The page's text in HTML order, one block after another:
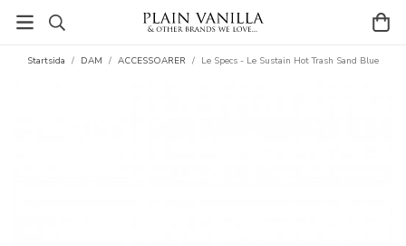
Startsida / DAM / ACCESSOARER / Le Specs - Le Sustain Hot Trash Sand Blue